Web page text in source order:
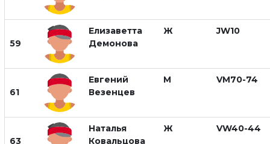
59
Елизаветта
Демонова
Ж JW10
61
Евгений
Везенцев
М VM70-74
63
Наталья
Ковальцова
Ж VW40-44